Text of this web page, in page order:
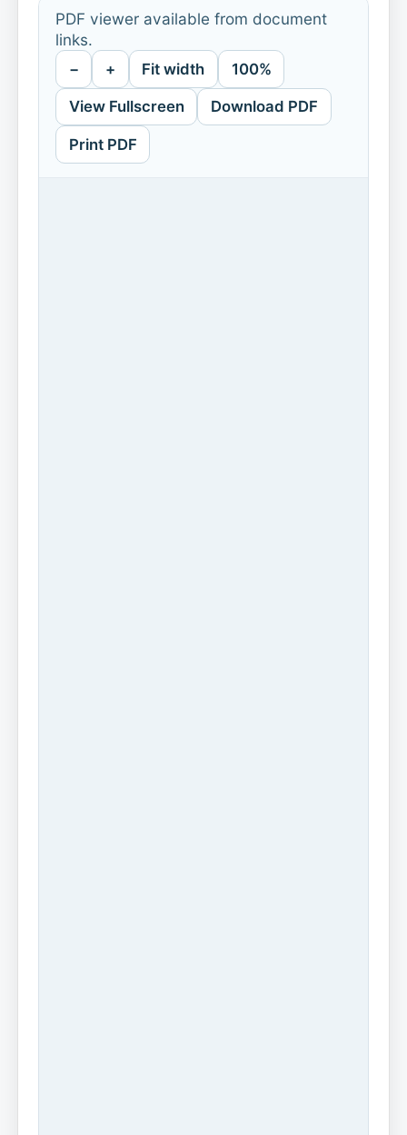
PDF viewer available from document
links.
− + Fit width 100%
View Fullscreen Download PDF
Print PDF